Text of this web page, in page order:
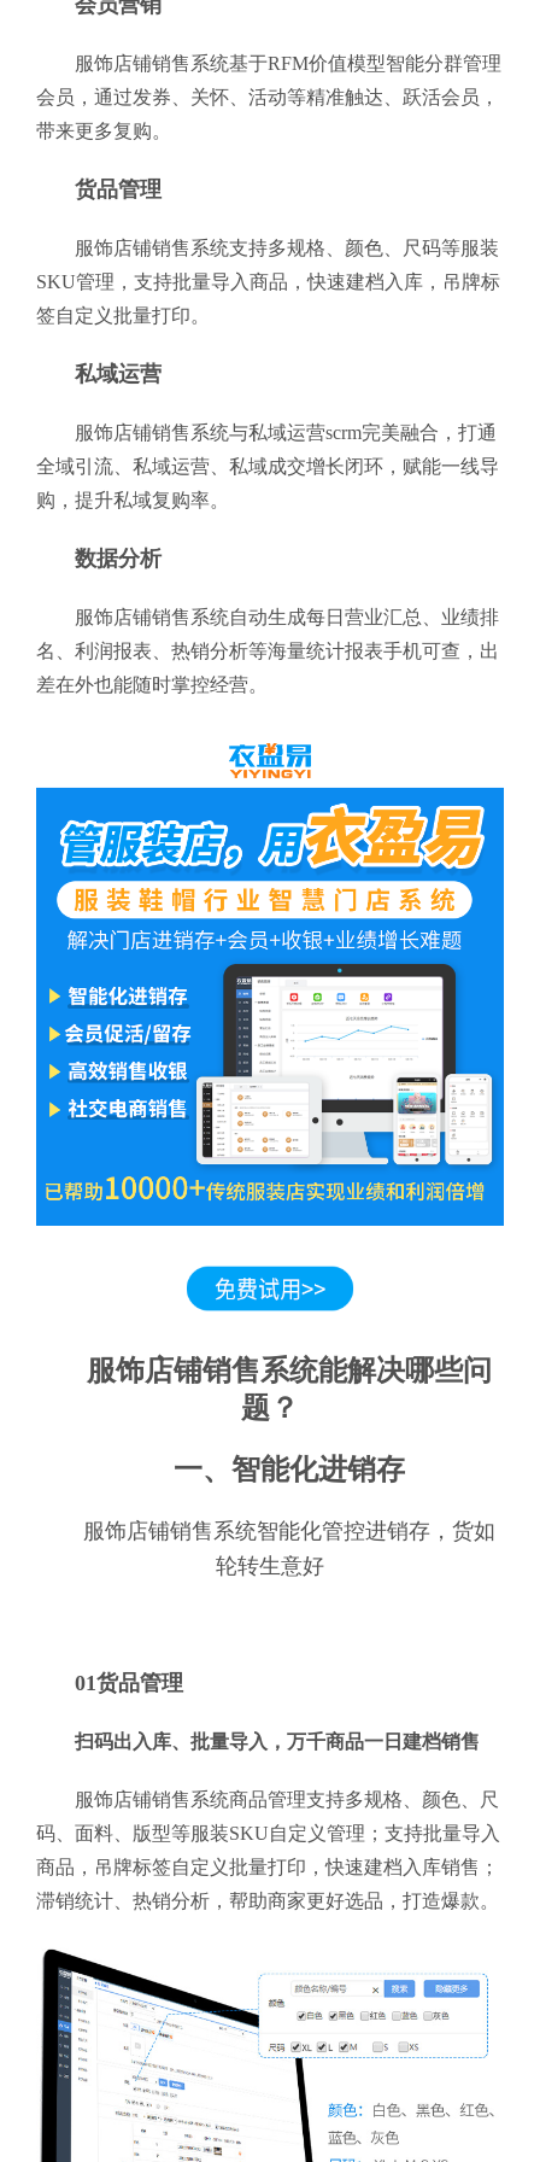
会员营销
服饰店铺销售系统基于RFM价值模型智能分群管理
会员，通过发券、关怀、活动等精准触达、跃活会员，
带来更多复购。
货品管理
服饰店铺销售系统支持多规格、颜色、尺码等服装
SKU管理，支持批量导入商品，快速建档入库，吊牌标
签自定义批量打印。
私域运营
服饰店铺销售系统与私域运营scrm完美融合，打通
全域引流、私域运营、私域成交增长闭环，赋能一线导
购，提升私域复购率。
数据分析
服饰店铺销售系统自动生成每日营业汇总、业绩排
名、利润报表、热销分析等海量统计报表手机可查，出
差在外也能随时掌控经营。
服饰店铺销售系统能解决哪些问
题？
一、智能化进销存
服饰店铺销售系统智能化管控进销存，货如
轮转生意好
01货品管理
扫码出入库、批量导入，万千商品一日建档销售
服饰店铺销售系统商品管理支持多规格、颜色、尺
码、面料、版型等服装SKU自定义管理；支持批量导入
商品，吊牌标签自定义批量打印，快速建档入库销售；
滞销统计、热销分析，帮助商家更好选品，打造爆款。